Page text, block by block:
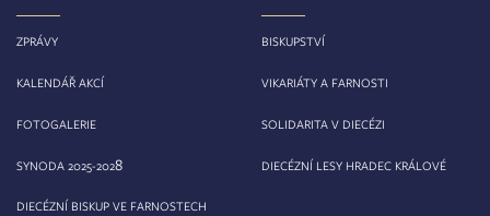
ZPRÁVY
KALENDÁŘ AKCÍ
FOTOGALERIE
SYNODA 2025-2028
DIECÉZNÍ BISKUP VE FARNOSTECH
BISKUPSTVÍ
VIKARIÁTY A FARNOSTI
SOLIDARITA V DIECÉZI
DIECÉZNÍ LESY HRADEC KRÁLOVÉ